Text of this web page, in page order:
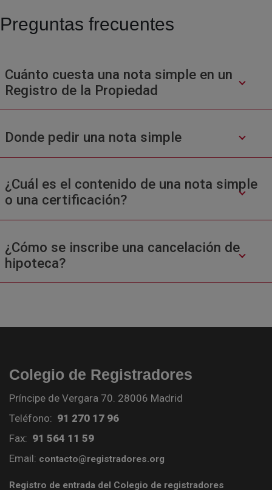
Preguntas frecuentes
Cuánto cuesta una nota simple en un
Registro de la Propiedad
Donde pedir una nota simple
¿Cuál es el contenido de una nota simple
o una certificación?
¿Cómo se inscribe una cancelación de
hipoteca?
Colegio de Registradores
Príncipe de Vergara 70. 28006 Madrid
Teléfono: 91 270 17 96
Fax: 91 564 11 59
Email: contacto@registradores.org
Registro de entrada del Colegio de registradores